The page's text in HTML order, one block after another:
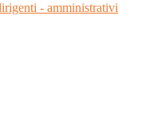
- amministrativi